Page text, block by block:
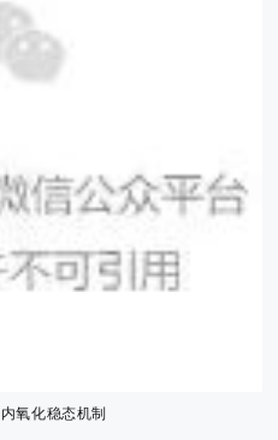
氧化稳态机制